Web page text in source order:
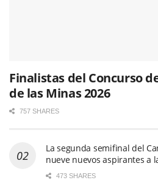
Finalistas del Concurso
de las Minas 2026
757 SHARES
La segunda semifinal del
nueve nuevos aspirantes a
473 SHARES